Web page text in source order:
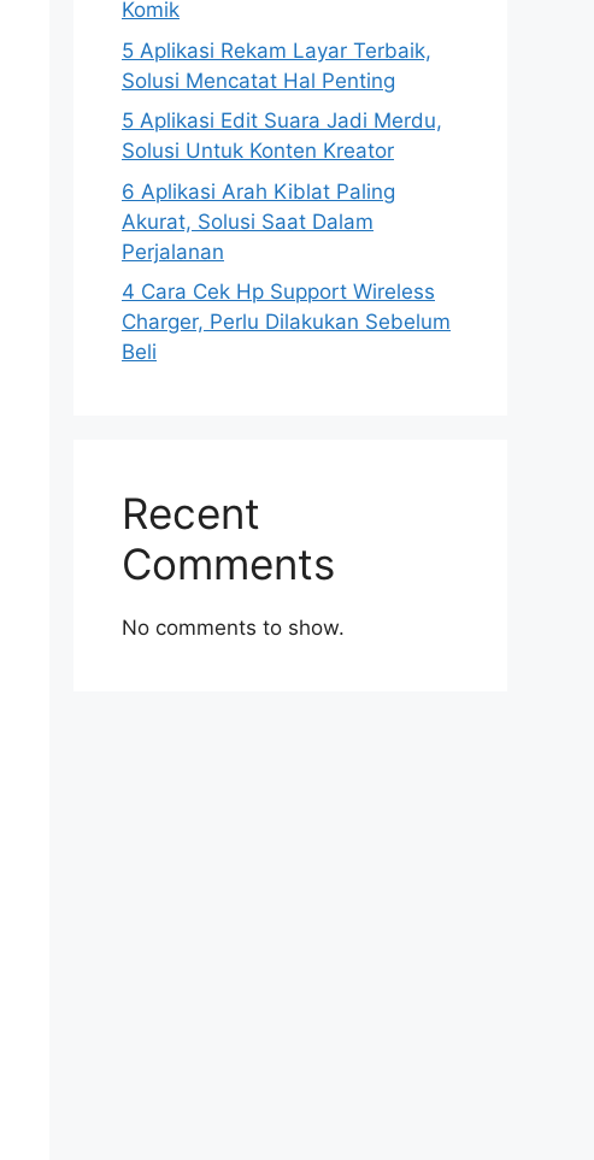
Komik
5 Aplikasi Rekam Layar Terbaik,
Solusi Mencatat Hal Penting
5 Aplikasi Edit Suara Jadi Merdu,
Solusi Untuk Konten Kreator
6 Aplikasi Arah Kiblat Paling
Akurat, Solusi Saat Dalam
Perjalanan
4 Cara Cek Hp Support Wireless
Charger, Perlu Dilakukan Sebelum
Beli
Recent
Comments
No comments to show.